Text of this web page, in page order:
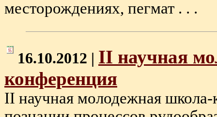
месторождениях, пегмат . . .
16.10.2012 | II научная
конференция
II научная молодежная